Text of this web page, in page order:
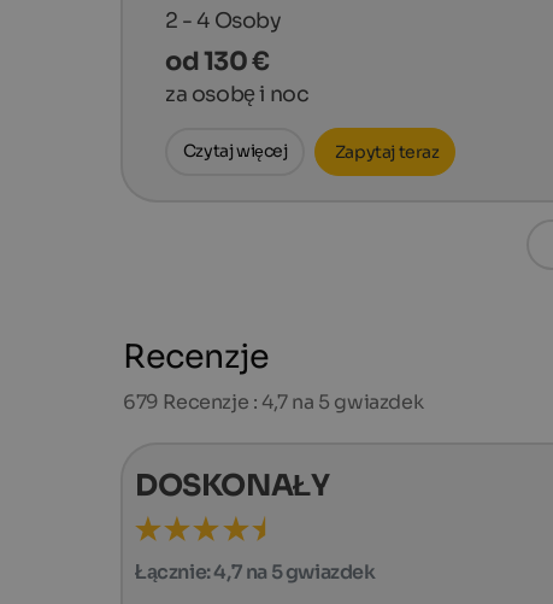
2 - 4 Osoby
od 130 €
za osobę i noc
Czytaj więcej Zapytaj teraz
Recenzje
679 Recenzje : 4,7 na 5 gwiazdek
DOSKONAŁY
Łącznie:4,7 na 5 gwiazdek